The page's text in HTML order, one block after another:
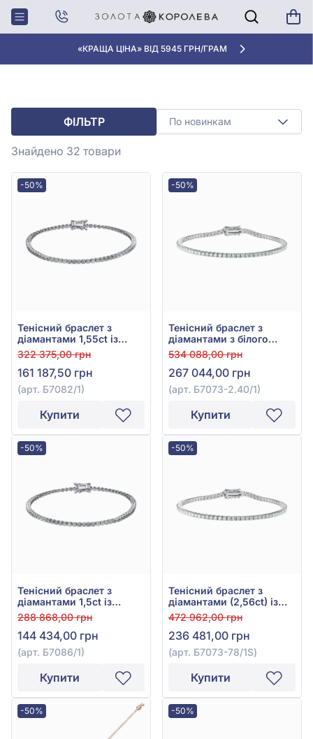
«КРАЩА ЦІНА» ВІД 5945 ГРН/ГРАМ
Головна Браслети з діамантами
БРАСЛЕТИ З ДІАМАНТАМИ
ФІЛЬТР По новинкам
Знайдено 32 товари
-50%
Тенісний браслет з
діамантами 1,55ct із
білого золота 585°, арт.
Б7082/1
322 375,00 грн
161 187,50 грн
(арт. Б7082/1)
Купити
-50%
Тенісний браслет з
діамантами з білого
золота 585° з діамантом
3,04ct, арт. Б7073-2.40/1
534 088,00 грн
267 044,00 грн
(арт. Б7073-2.40/1)
Купити
-50%
Тенісний браслет з
діамантами 1,5ct із
білого золота 585°, арт.
Б7086/1
288 868,00 грн
144 434,00 грн
(арт. Б7086/1)
Купити
-50%
Тенісний браслет з
діамантами (2,56ct) із
білого золота 585°, арт.
Б7073-78/1S
472 962,00 грн
236 481,00 грн
(арт. Б7073-78/1S)
Купити
-50% -50%